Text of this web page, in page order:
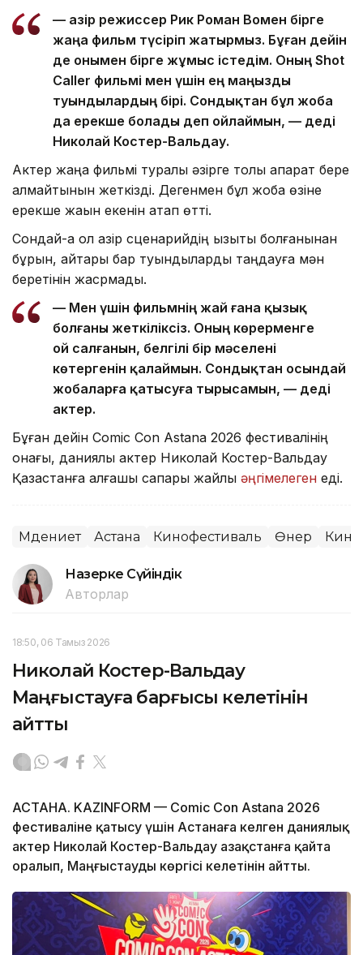
— Қазір режиссер Рик Роман Вомен бірге
жаңа фильм түсіріп жатырмыз. Бұған дейін
де онымен бірге жұмыс істедім. Оның Shot
Caller фильмі мен үшін ең маңызды
туындылардың бірі. Сондықтан бұл жоба
да ерекше болады деп ойлаймын, — деді
Николай Костер-Вальдау.
Актер жаңа фильмі туралы әзірге толық ақпарат бере
алмайтынын жеткізді. Дегенмен бұл жоба өзіне
ерекше жақын екенін атап өтті.
Сондай-ақ ол қазір сценарийдің қызықты болғанынан
бұрын, айтары бар туындыларды таңдауға мән
беретінін жасрмады.
— Мен үшін фильмнің жай ғана қызық
болғаны жеткіліксіз. Оның көрерменге
ой салғанын, белгілі бір мәселені
көтергенін қалаймын. Сондықтан осындай
жобаларға қатысуға тырысамын, — деді
актер.
Бұған дейін Comic Con Astana 2026 фестивалінің
қонағы, даниялық актер Николай Костер-Вальдау
Қазақстанға алғашқы сапары жайлы әңгімелеген еді.
Мәдениет Астана Кинофестиваль Өнер Кино
Назерке Сүйіндік
Авторлар
18:50, 06 Тамыз 2026
Николай Костер-Вальдау
Маңғыстауға барғысы келетінін
айтты
АСТАНА. KAZINFORM — Comic Con Astana 2026
фестиваліне қатысу үшін Астанаға келген даниялық
актер Николай Костер-Вальдау Қазақстанға қайта
оралып, Маңғыстауды көргісі келетінін айтты.